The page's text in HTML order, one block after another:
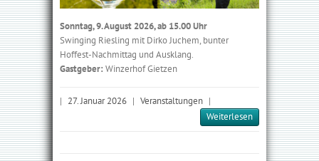
Sonntag, 9. August 2026, ab 15.00 Uhr
Swinging Riesling mit Dirko Juchem, bunter
Hoffest-Nachmittag und Ausklang.
Gastgeber: Winzerhof Gietzen
| 27. Januar 2026 | Veranstaltungen |
Weiterlesen